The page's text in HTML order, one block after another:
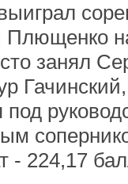
Плющенко
занял
- 224,17